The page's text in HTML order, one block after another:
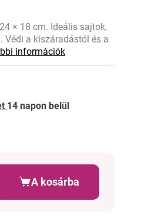
× 18 cm. Ideális sajtok,
Védi a kiszáradástól és a
információk
14 napon belül
A kosárba